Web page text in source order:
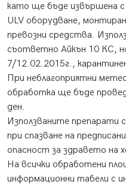
като ще бъде извършена
ULV оборудване,
превозни средства.
съответно Айкън 10 КС,
7/12.02.2015г.,
При неблагоприятни
обработка ще бъде
ден.
Използваните препарати
при спазване на
опасност за здравето на
На всички обработени
информационни табели с